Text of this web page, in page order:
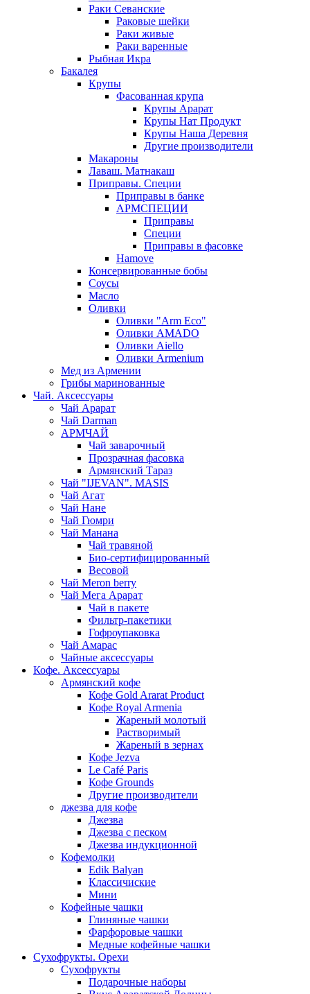
Раки Севанские
Раковые шейки
Раки живые
Раки варенные
Рыбная Икра
Бакалея
Крупы
Фасованная крупа
Крупы Арарат
Крупы Нат Продукт
Крупы Наша Деревня
Другие производители
Макароны
Лаваш. Матнакаш
Приправы. Специи
Приправы в банке
АРМСПЕЦИИ
Приправы
Специи
Приправы в фасовке
Hamove
Консервированные бобы
Соусы
Масло
Оливки
Оливки "Arm Eco"
Оливки AMADO
Оливки Aiello
Оливки Armenium
Мед из Армении
Грибы маринованные
Чай. Аксессуары
Чай Арарат
Чай Darman
АРМЧАЙ
Чай заварочный
Прозрачная фасовка
Армянский Тараз
Чай "IJEVAN". MASIS
Чай Агат
Чай Нане
Чай Гюмри
Чай Манана
Чай травяной
Био-сертифицированный
Весовой
Чай Meron berry
Чай Мега Арарат
Чай в пакете
Фильтр-пакетики
Гофроупаковка
Чай Амарас
Чайные аксессуары
Кофе. Аксессуары
Армянский кофе
Кофе Gold Ararat Product
Кофе Royal Armenia
Жареный молотый
Растворимый
Жареный в зернах
Кофе Jezva
Le Café Paris
Кофе Grounds
Другие производители
джезва для кофе
Джезва
Джезва с песком
Джезва индукционной
Кофемолки
Edik Balyan
Классичиские
Мини
Кофейные чашки
Глиняные чашки
Фарфоровые чашки
Медные кофейные чашки
Сухофрукты. Орехи
Сухофрукты
Подарочные наборы